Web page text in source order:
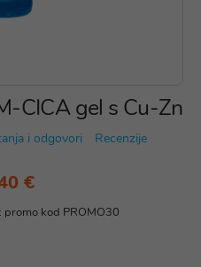
CICA gel s Cu-Zn
i odgovori Recenzije
€
promo kod PROMO30